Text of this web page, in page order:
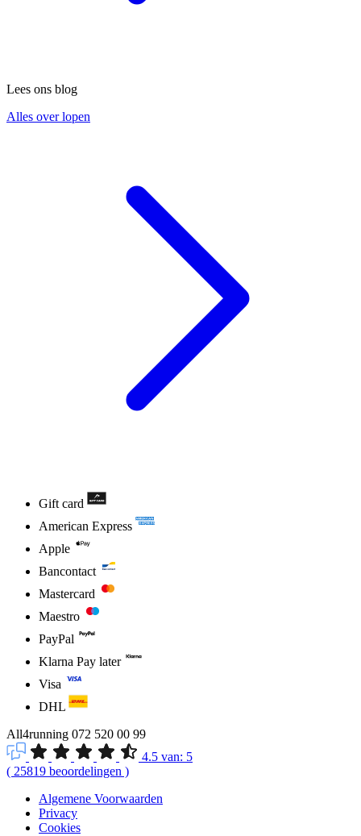
Lees ons blog
Alles over lopen
Gift card
American Express
Apple
Bancontact
Mastercard
Maestro
PayPal
Klarna Pay later
Visa
DHL
All4running 072 520 00 99
4.5 van: 5
( 25819 beoordelingen )
Algemene Voorwaarden
Privacy
Cookies